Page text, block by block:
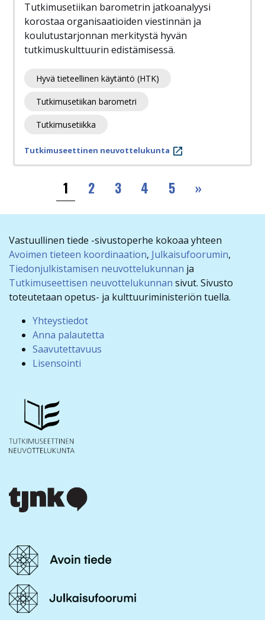
Tutkimusetiikan barometrin jatkoanalyysi
korostaa organisaatioiden viestinnän ja
koulutustarjonnan merkitystä hyvän
tutkimuskulttuurin edistämisessä.
Hyvä tieteellinen käytäntö (HTK)
Tutkimusetiikan barometri
Tutkimusetiikka
Tutkimuseettinen neuvottelukunta
Sivutus
1 2 3 4 5 »››
Vastuullinen tiede -sivustoperhe kokoaa yhteen
Avoimen tieteen koordinaation, Julkaisufoorumin,
Tiedonjulkistamisen neuvottelukunnan ja
Tutkimuseettisen neuvottelukunnan sivut. Sivusto
toteutetaan opetus- ja kulttuuriministeriön tuella.
Yhteystiedot
Anna palautetta
Saavutettavuus
Lisensointi